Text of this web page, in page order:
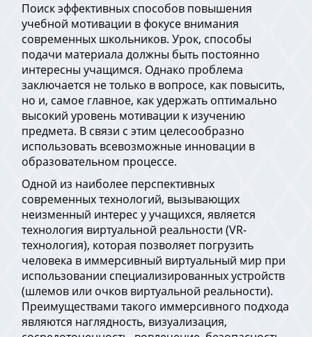
Поиск эффективных способов повышения
учебной мотивации в фокусе внимания
современных школьников. Урок, способы
подачи материала должны быть постоянно
интересны учащимся. Однако проблема
заключается не только в вопросе, как повысить,
но и, самое главное, как удержать оптимально
высокий уровень мотивации к изучению
предмета. В связи с этим целесообразно
использовать всевозможные инновации в
образовательном процессе.
Одной из наиболее перспективных
современных технологий, вызывающих
неизменный интерес у учащихся, является
технология виртуальной реальности (VR-
технология), которая позволяет погрузить
человека в иммерсивный виртуальный мир при
использовании специализированных устройств
(шлемов или очков виртуальной реальности).
Преимуществами такого иммерсивного подхода
являются наглядность, визуализация,